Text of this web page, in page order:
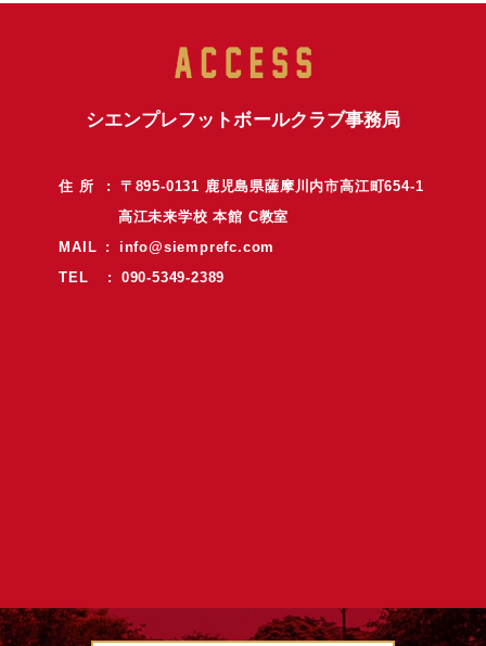
シエンプレフットボールクラブ事務局
住 所 : 〒895-0131 鹿児島県薩摩川内市高江町654-1
高江未来学校 本館 C教室
MAIL : info@siemprefc.com
TEL : 090-5349-2389